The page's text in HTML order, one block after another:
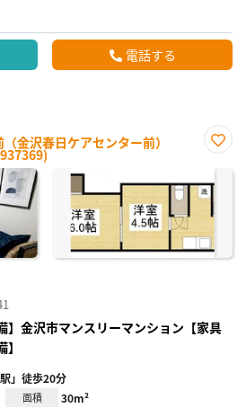
電話する
金沢春日ケアセンター前）
に入
り登
録
】金沢市マンスリーマンション【家具
」徒歩20分
面積 30m²